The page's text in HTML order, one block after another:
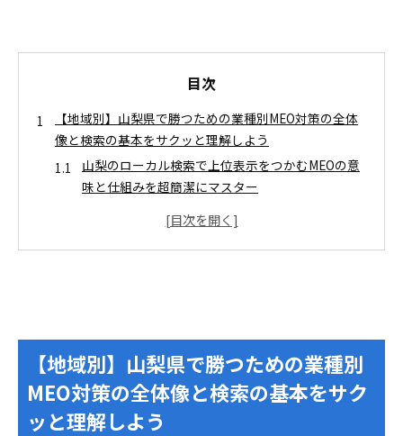
目次
【地域別】山梨県で勝つための業種別MEO対策の全体
像と検索の基本をサクッと理解しよう
山梨のローカル検索で上位表示をつかむMEOの意
味と仕組みを超簡潔にマスター
山梨県でMEOが不可欠な理由とローカルな特徴デ
ータを矢継ぎ早にチェック
メニュー・価格・営業時間・祝日の例外を抜け漏
れゼロで登録する方法
写真・動画の枚数バランスや季節メニューの絶妙
な更新サイクル
【地域別】山梨県で勝つための業種別
MEO対策の全体像と検索の基本をサク
ッと理解しよう